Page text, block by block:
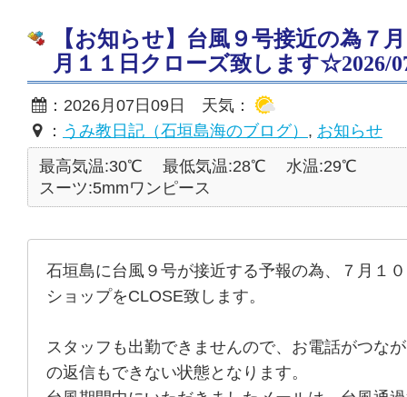
【お知らせ】台風９号接近の為７
月１１日クローズ致します☆2026/
：2026月07日09日 天気：
： うみ教日記（石垣島海のブログ） , お知らせ
最高気温:30℃
最低気温:28℃
水温:29℃
スーツ:5mmワンピース
石垣島に台風９号が接近する予報の為、７月１
ショップをCLOSE致します。
スタッフも出勤できませんので、お電話がつな
の返信もできない状態となります。